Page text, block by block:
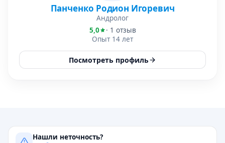
Панченко Родион Игоревич
Андролог
5,0
· 1 отзыв
Опыт 14 лет
Посмотреть профиль
Нашли неточность?